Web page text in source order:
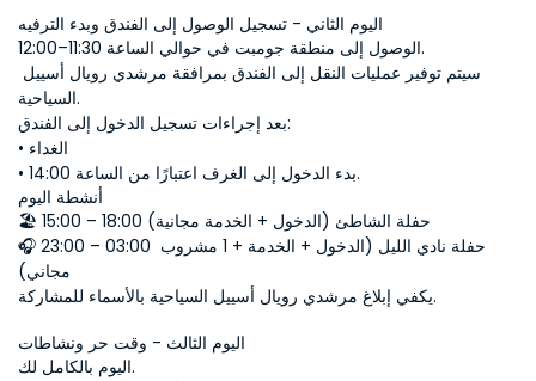
اليوم الثاني - تسجيل الوصول إلى الفندق وبدء الترفيه
الوصول إلى منطقة جومبت في حوالي الساعة 11:30–12:00.
السياحية.
بعد إجراءات تسجيل الدخول إلى الفندق:
• الغداء
• بدء الدخول إلى الغرف اعتبارًا من الساعة 14:00.
أنشطة اليوم
🏖 15:00 – 18:00 حفلة الشاطئ (الدخول + الخدمة مجانية)
🎧 23:00 – 03:00 حفلة نادي الليل (الدخول + الخدمة + 1 مشروب
مجاني)
يكفي إبلاغ مرشدي رويال أسييل السياحية بالأسماء للمشاركة.
اليوم الثالث - وقت حر ونشاطات
اليوم بالكامل لك.